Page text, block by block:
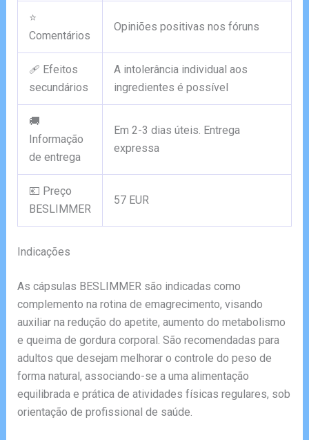
⭐
Comentários
Opiniões positivas nos fóruns
🩹 Efeitos
secundários
A intolerância individual aos
ingredientes é possível
🚚
Informação
de entrega
Em 2-3 dias úteis. Entrega
expressa
💶 Preço
BESLIMMER
57 EUR
Indicações
As cápsulas BESLIMMER são indicadas como
complemento na rotina de emagrecimento, visando
auxiliar na redução do apetite, aumento do metabolismo
e queima de gordura corporal. São recomendadas para
adultos que desejam melhorar o controle do peso de
forma natural, associando-se a uma alimentação
equilibrada e prática de atividades físicas regulares, sob
orientação de profissional de saúde.